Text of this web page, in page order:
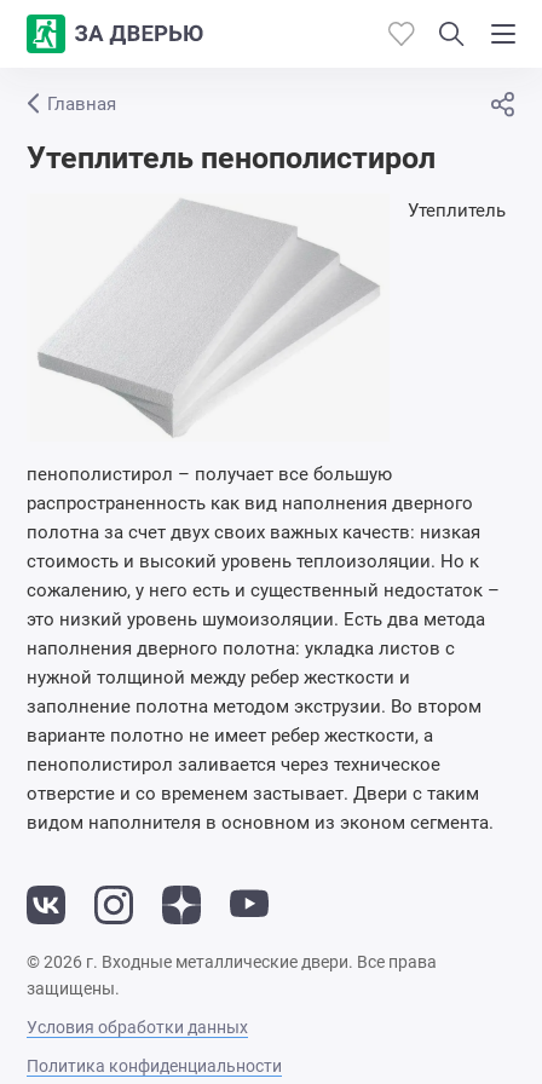
Каталог
Контакты
Главная
Утеплитель пенополистирол
Утеплитель
пенополистирол – получает все большую
распространенность как вид наполнения дверного
полотна за счет двух своих важных качеств: низкая
стоимость и высокий уровень теплоизоляции. Но к
сожалению, у него есть и существенный недостаток –
это низкий уровень шумоизоляции. Есть два метода
наполнения дверного полотна: укладка листов с
нужной толщиной между ребер жесткости и
заполнение полотна методом экструзии. Во втором
варианте полотно не имеет ребер жесткости, а
пенополистирол заливается через техническое
отверстие и со временем застывает. Двери с таким
видом наполнителя в основном из эконом сегмента.
© 2026 г. Входные металлические двери. Все права
защищены.
Условия обработки данных
Политика конфиденциальности